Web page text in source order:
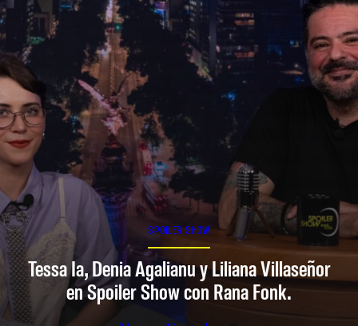
SPOILER SHOW
Tessa Ia, Denia Agalianu y Liliana Villaseñor
en Spoiler Show con Rana Fonk.